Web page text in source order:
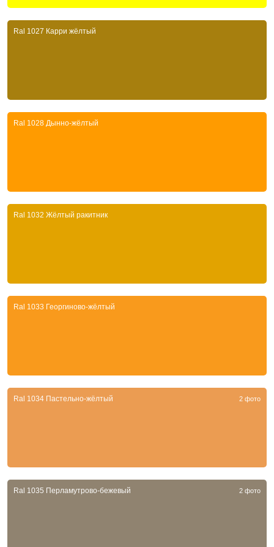
Ral 1027 Карри жёлтый
Ral 1028 Дынно-жёлтый
Ral 1032 Жёлтый ракитник
Ral 1033 Георгиново-жёлтый
Ral 1034 Пастельно-жёлтый 2 фото
Ral 1035 Перламутрово-бежевый 2 фото